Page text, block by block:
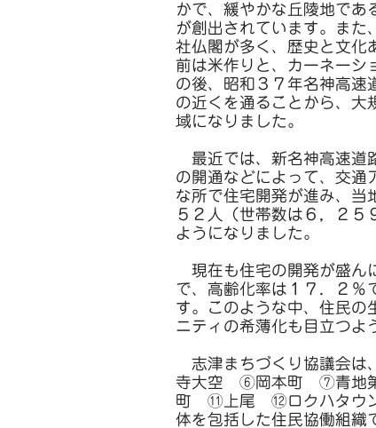
かで、緩やかな丘陵地であ
が創出されています。また
社仏閣が多く、歴史と文化
前は米作りと、カーネーシ
の後、昭和３７年名神高速
の近くを通ることから、大
域になりました。
最近では、新名神高速道
の開通などによって、交通
な所で住宅開発が進み、当
５２人（世帯数は６，２５
ようになりました。
現在も住宅の開発が盛ん
で、高齢化率は１７．２％
す。このような中、住民の
ニティの希薄化も目立つよ
志津まちづくり協議
寺大空 ⑥岡本町 ⑦青地
町 ⑪上尾 ⑫ロクハタウン
体を包括した住民協働組織